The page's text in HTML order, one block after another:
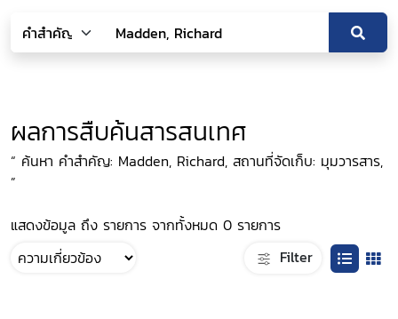
ผลการสืบค้นสารสนเทศ
“ ค้นหา คำสำคัญ: Madden, Richard, สถานที่จัดเก็บ: มุมวารสาร,
”
แสดงข้อมูล ถึง รายการ จากทั้งหมด 0 รายการ
Filter